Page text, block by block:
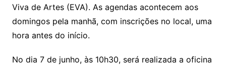
Viva de Artes (EVA). As agendas acontecem aos
domingos pela manhã, com inscrições no local, uma
hora antes do início.
No dia 7 de junho, às 10h30, será realizada a oficina